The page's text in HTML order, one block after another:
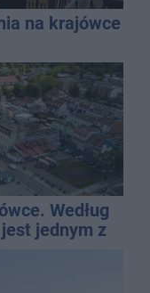
na krajówce
Według
jednym z